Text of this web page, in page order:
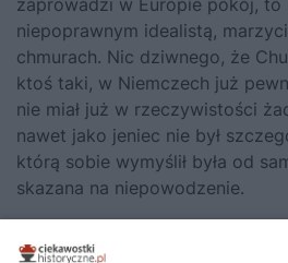
niepoprawnym idealistą,
chmurach. Nic dziwnego, że
ktoś taki, w Niemczech już
nie miał już w rzeczywistości
nawet jako jeniec nie był
którą sobie wymyślił była od
skazana na niepowodzenie.